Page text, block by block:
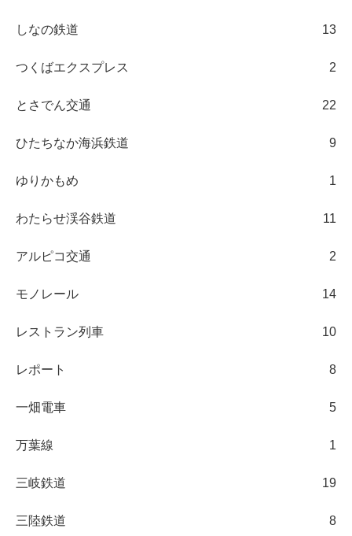
しなの鉄道 13
つくばエクスプレス 2
とさでん交通 22
ひたちなか海浜鉄道 9
ゆりかもめ 1
わたらせ渓谷鉄道 11
アルピコ交通 2
モノレール 14
レストラン列車 10
レポート 8
一畑電車 5
万葉線 1
三岐鉄道 19
三陸鉄道 8